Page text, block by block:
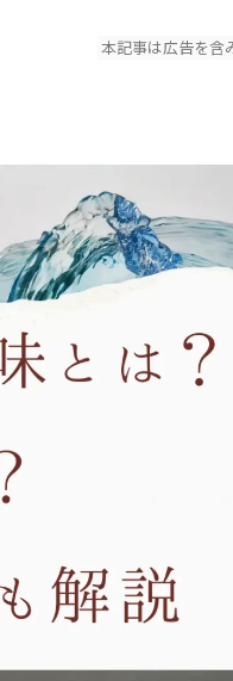
本記事は広告を含